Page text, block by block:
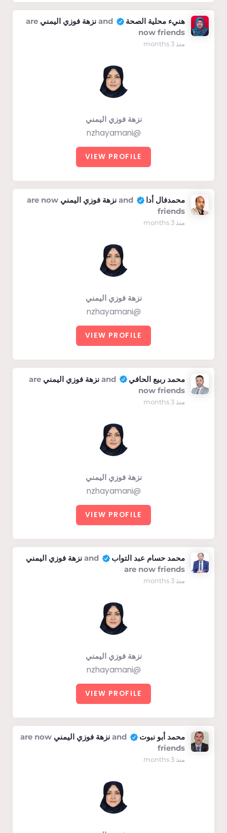
هنيء محلية الصحة and نزهة فوزي اليمني are
now friends
منذ 3 months
نزهة فوزي اليمني
@nzhayamani
VIEW PROFILE
محمدفال أدا and نزهة فوزي اليمني are now
friends
منذ 3 months
نزهة فوزي اليمني
@nzhayamani
VIEW PROFILE
محمد ربيع الحافي and نزهة فوزي اليمني are
now friends
منذ 3 months
نزهة فوزي اليمني
@nzhayamani
VIEW PROFILE
محمد حسام عبد التواب and
نزهة فوزي اليمني
are now friends
منذ 3 months
نزهة فوزي اليمني
@nzhayamani
VIEW PROFILE
محمد أبو نبوت and نزهة فوزي اليمني are now
friends
منذ 3 months